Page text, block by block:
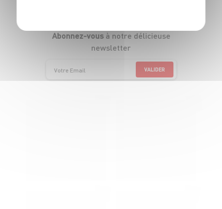
Abonnez-vousà notre délicieuse
newsletter
VALIDER